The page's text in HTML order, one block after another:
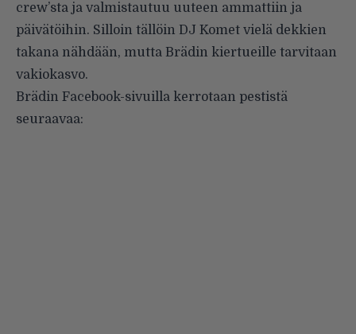
crew’sta ja valmistautuu uuteen ammattiin ja
päivätöihin. Silloin tällöin DJ Komet vielä dekkien
takana nähdään, mutta Brädin kiertueille tarvitaan
vakiokasvo.
Brädin Facebook-sivuilla kerrotaan pestistä
seuraavaa: